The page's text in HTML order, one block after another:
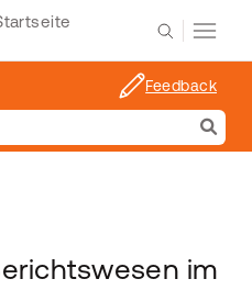
Feedback
im